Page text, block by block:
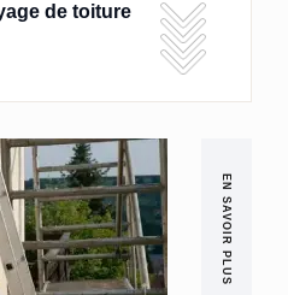
de toiture
EN SAVOIR PLUS